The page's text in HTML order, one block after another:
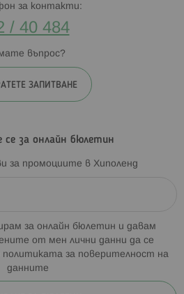
за контакти:
/ 40 484
въпрос?
ЗАПИТВАНЕ
се за онлайн бюлетин
за промоциите в Хиполенд
за онлайн бюлетин и давам
от мен лични данни да се
политиката за поверителност на
данните